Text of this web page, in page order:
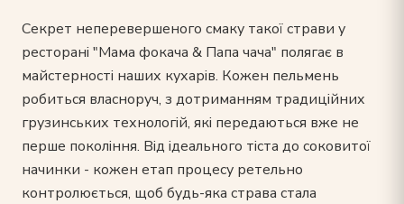
Секрет неперевершеного смаку такої страви у
ресторані "Мама фокача & Папа чача" полягає в
майстерності наших кухарів. Кожен пельмень
робиться власноруч, з дотриманням традиційних
грузинських технологій, які передаються вже не
перше покоління. Від ідеального тіста до соковитої
начинки - кожен етап процесу ретельно
контролюється, щоб будь-яка страва стала